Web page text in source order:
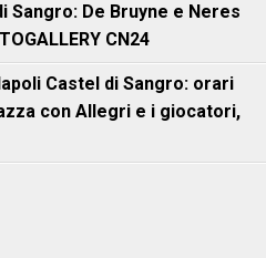
Sangro: De Bruyne e Neres
CN24
Castel di Sangro: orari
con Allegri e i giocatori,